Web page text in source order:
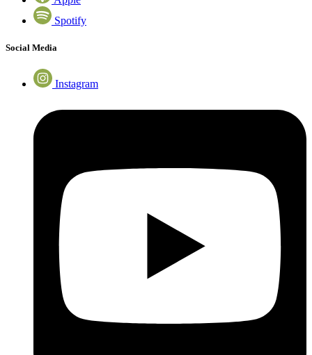
Spotify
Social Media
Instagram